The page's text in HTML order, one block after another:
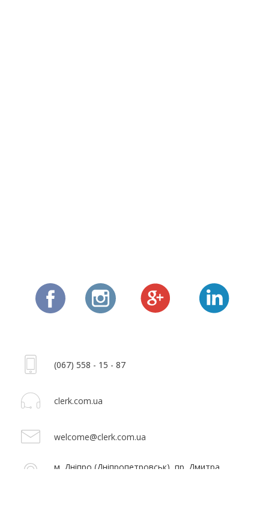
(067) 558 - 15 - 87
clerk.com.ua
welcome@clerk.com.ua
м. Дніпро (Дніпропетровськ), пр. Дмитра